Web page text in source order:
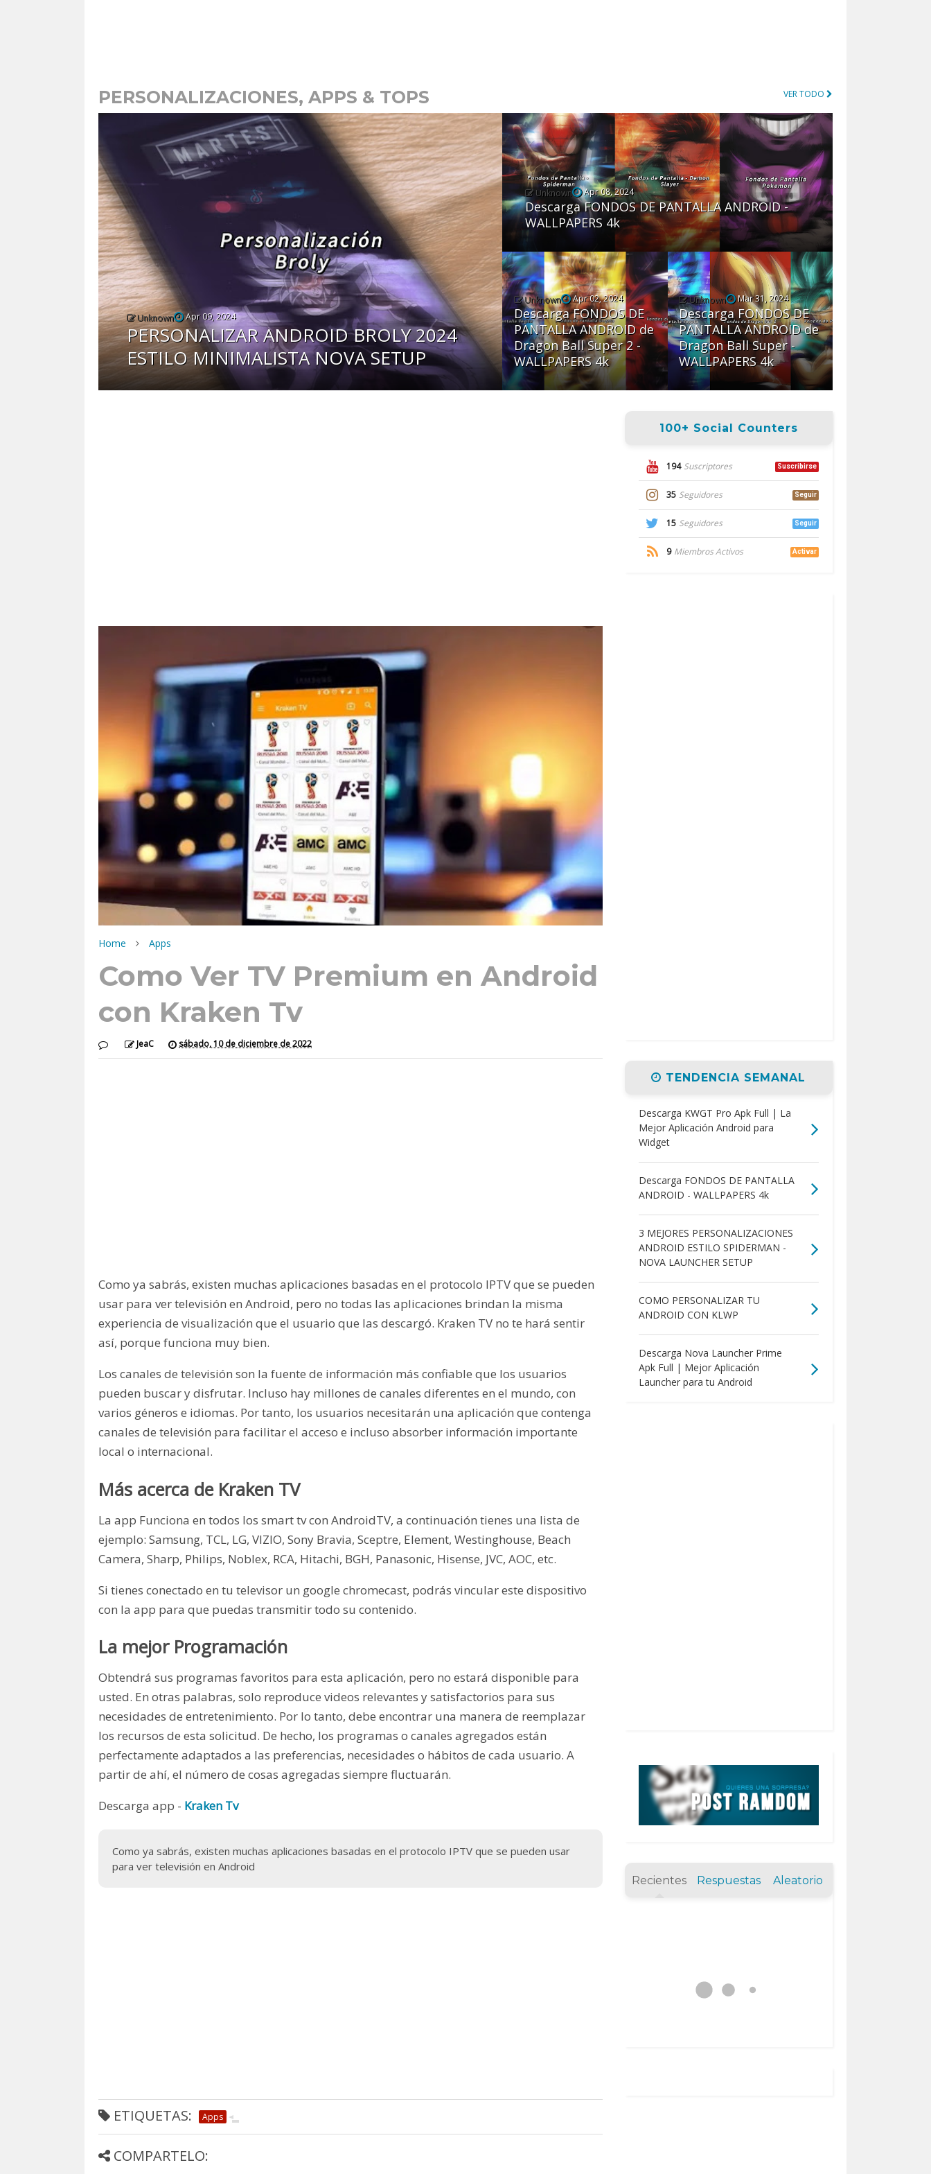
PERSONALIZACIONES, APPS & TOPS VER TODO
Unknown Apr 09, 2024
PERSONALIZAR ANDROID BROLY 2024
ESTILO MINIMALISTA NOVA SETUP
Unknown Apr 08, 2024
Descarga FONDOS DE PANTALLA ANDROID -
WALLPAPERS 4k
Unknown Apr 02, 2024
Descarga FONDOS DE
PANTALLA ANDROID de
Dragon Ball Super 2 -
WALLPAPERS 4k
Unknown Mar 31, 2024
Descarga FONDOS DE
PANTALLA ANDROID de
Dragon Ball Super -
WALLPAPERS 4k
Home Apps
Como Ver TV Premium en Android
con Kraken Tv
JeaC sábado, 10 de diciembre de 2022
Como ya sabrás, existen muchas aplicaciones basadas en el protocolo IPTV que se pueden
usar para ver televisión en Android, pero no todas las aplicaciones brindan la misma
experiencia de visualización que el usuario que las descargó. Kraken TV no te hará sentir
así, porque funciona muy bien.
Los canales de televisión son la fuente de información más confiable que los usuarios
pueden buscar y disfrutar. Incluso hay millones de canales diferentes en el mundo, con
varios géneros e idiomas. Por tanto, los usuarios necesitarán una aplicación que contenga
canales de televisión para facilitar el acceso e incluso absorber información importante
local o internacional.
Más acerca de Kraken TV
La app Funciona en todos los smart tv con AndroidTV, a continuación tienes una lista de
ejemplo: Samsung, TCL, LG, VIZIO, Sony Bravia, Sceptre, Element, Westinghouse, Beach
Camera, Sharp, Philips, Noblex, RCA, Hitachi, BGH, Panasonic, Hisense, JVC, AOC, etc.
Si tienes conectado en tu televisor un google chromecast, podrás vincular este dispositivo
con la app para que puedas transmitir todo su contenido.
La mejor Programación
Obtendrá sus programas favoritos para esta aplicación, pero no estará disponible para
usted. En otras palabras, solo reproduce videos relevantes y satisfactorios para sus
necesidades de entretenimiento. Por lo tanto, debe encontrar una manera de reemplazar
los recursos de esta solicitud. De hecho, los programas o canales agregados están
perfectamente adaptados a las preferencias, necesidades o hábitos de cada usuario. A
partir de ahí, el número de cosas agregadas siempre fluctuarán.
Descarga app - Kraken Tv
Como ya sabrás, existen muchas aplicaciones basadas en el protocolo IPTV que se pueden usar
para ver televisión en Android
ETIQUETAS: Apps
COMPARTELO:
100+ Social Counters
194 Suscriptores Suscribirse
35 Seguidores Seguir
15 Seguidores Seguir
9 Miembros Activos Activar
TENDENCIA SEMANAL
Descarga KWGT Pro Apk Full | La
Mejor Aplicación Android para
Widget
Descarga FONDOS DE PANTALLA
ANDROID - WALLPAPERS 4k
3 MEJORES PERSONALIZACIONES
ANDROID ESTILO SPIDERMAN -
NOVA LAUNCHER SETUP
COMO PERSONALIZAR TU
ANDROID CON KLWP
Descarga Nova Launcher Prime
Apk Full | Mejor Aplicación
Launcher para tu Android
Recientes Respuestas Aleatorio